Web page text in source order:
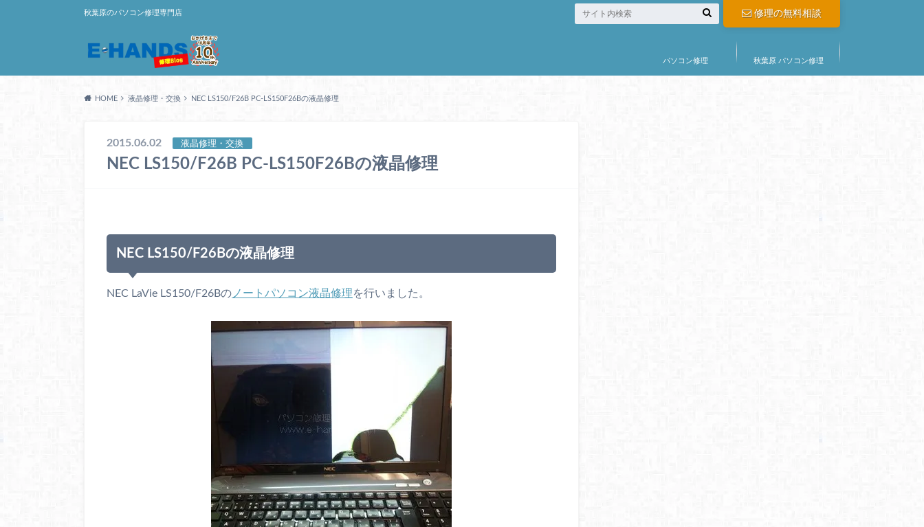
秋葉原のパソコン修理専門店 修理の無料相談
パソコン修理 秋葉原 パソコン修理
HOME 液晶修理・交換 NEC LS150/F26B PC-LS150F26Bの液晶修理
2015.06.02 液晶修理・交換
NEC LS150/F26B PC-LS150F26Bの液晶修理
NEC LS150/F26Bの液晶修理
NEC LaVie LS150/F26Bのノートパソコン液晶修理を行いました。